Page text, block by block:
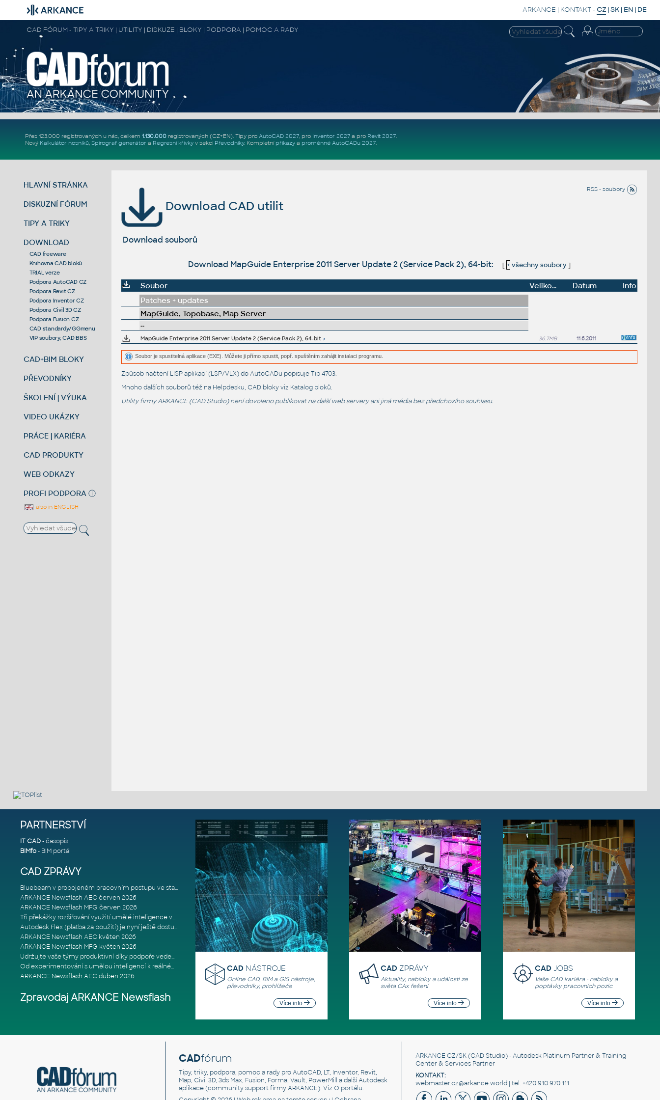
ARKANCE | KONTAKT- CZ |SK | EN | DE
CAD FÓRUM - TIPY A TRIKY | UTILITY | DISKUZE | BLOKY | PODPORA | POMOC A RADY
Přes 123.000 registrovaných u nás, celkem 1.130.000registrovaných (CZ+EN). Tipy pro AutoCAD 2027, pro Inventor 2027a pro Revit 2027.
Nový Kalkulátor nosníků, Spirograf generátor a Regresní křivkyv sekci Převodníky. Kompletní příkazya proměnné AutoCADu 2027.
HLAVNÍ STRÁNKA
DISKUZNÍ FÓRUM
TIPY A TRIKY
DOWNLOAD
CAD freeware
Knihovna CAD bloků
TRIAL verze
Podpora AutoCAD CZ
Podpora Revit CZ
Podpora Inventor CZ
Podpora Civil 3D CZ
Podpora Fusion CZ
CAD standardy/GGmenu
VIP soubory, CAD BBS
CAD+BIM BLOKY
PŘEVODNÍKY
ŠKOLENÍ | VÝUKA
VIDEO UKÁZKY
PRÁCE | KARIÉRA
CAD PRODUKTY
WEB ODKAZY
PROFI PODPORA ⓘ
also in ENGLISH
RSS - soubory
Download CAD utilit
Download souborů
Download MapGuide Enterprise 2011 Server Update 2 (Service Pack 2), 64-bit: [ + všechny soubory]
Soubor Velikost Datum
Info
Patches + updates
MapGuide, Topobase, Map Server
--
MapGuide Enterprise 2011 Server Update 2 (Service Pack 2), 64-bit
36.7MB 11.6.2011
Soubor je spustitelná aplikace (EXE). Můžete ji přímo spustit, popř. spuštěním zahájit instalaci programu.
Způsob načtení LISP aplikací (LSP/VLX) do AutoCADu popisujeTip 4703.
Mnoho dalších souborů též na Helpdesku, CAD bloky viz Katalog bloků.
Utility firmy ARKANCE (CAD Studio) není dovoleno publikovat na další web servery ani jiná média bez předchozího souhlasu.
PARTNERSTVÍ
IT CAD- časopis
BIMfo- BIM portál
CAD ZPRÁVY
Bluebeam v propojeném pracovním postupu ve stavebnictví: Proč je int
ARKANCE Newsflash AEC červen 2026
ARKANCE Newsflash MFG červen 2026
Tři překážky rozšiřování využití umělé inteligence ve stavebním prům
Autodesk Flex (platba za použití) je nyní ještě dostupnější
ARKANCE Newsflash AEC květen 2026
ARKANCE Newsflash MFG květen 2026
Udržujte vaše týmy produktivní díky podpoře vedené odborníky
Od experimentování s umělou inteligencí k reálnému dopadu na podniká
ARKANCE Newsflash AEC duben 2026
Zpravodaj ARKANCE Newsflash
CAD NÁSTROJE
Online CAD, BIM a GIS nástroje,
převodníky, prohlížeče
Více info
CAD ZPRÁVY
Aktuality, nabídky a události ze
světa CAx řešení
Více info
CADJOBS
Vaše CAD kariéra - nabídky a
poptávky pracovních pozic
Více info
CADfórum
Tipy, triky, podpora, pomoc a rady pro AutoCAD, LT, Inventor, Revit,
Map, Civil 3D, 3ds Max, Fusion, Forma, Vault, PowerMill a další Autodesk
aplikace (community support firmy ARKANCE). Viz O portálu.
ARKANCE CZ/SK(CAD Studio) - Autodesk Platinum Partner & Training
Center & Services Partner
KONTAKT:
webmaster.cz@arkance.world | tel. +420 910 970 111